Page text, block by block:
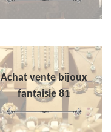
Achat vente bijoux
fantaisie 81